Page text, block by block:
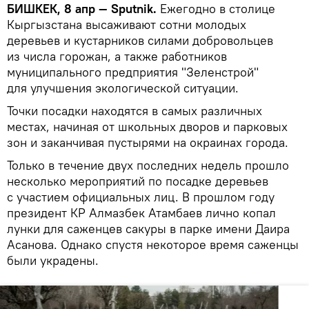
БИШКЕК, 8 апр — Sputnik. Ежегодно в столице
Кыргызстана высаживают сотни молодых
деревьев и кустарников силами добровольцев
из числа горожан, а также работников
муниципального предприятия "Зеленстрой"
для улучшения экологической ситуации.
Точки посадки находятся в самых различных
местах, начиная от школьных дворов и парковых
зон и заканчивая пустырями на окраинах города.
Только в течение двух последних недель прошло
несколько мероприятий по посадке деревьев
с участием официальных лиц. В прошлом году
президент КР Алмазбек Атамбаев лично копал
лунки для саженцев сакуры в парке имени Даира
Асанова. Однако спустя некоторое время саженцы
были украдены.